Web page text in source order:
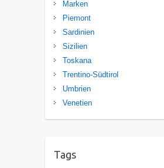
Marken
Piemont
Sardinien
Sizilien
Toskana
Trentino-Südtirol
Umbrien
Venetien
Tags